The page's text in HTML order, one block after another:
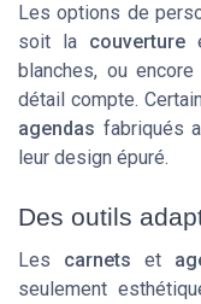
Les options de
soit la couverture
blanches, ou
détail compte.
agendas fabriqués
leur design épuré.
Des outils
Les carnets et
seulement